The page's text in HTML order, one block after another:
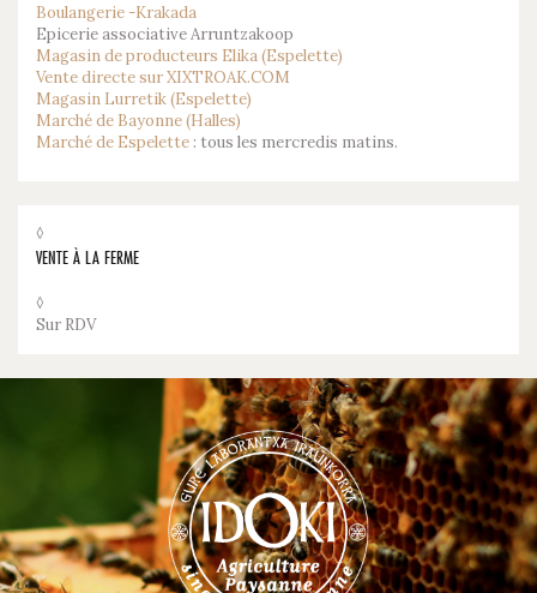
Boulangerie -Krakada
Epicerie associative Arruntzakoop
Magasin de producteurs Elika (Espelette)
Vente directe sur XIXTROAK.COM
Magasin Lurretik (Espelette)
Marché de Bayonne (Halles)
Marché de Espelette : tous les mercredis matins.
◊
VENTE À LA FERME
◊
Sur RDV